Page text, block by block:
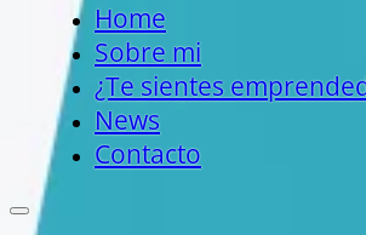
Home
Sobre mi
¿Te sientes
News
Contacto